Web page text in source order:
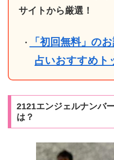
サイトから厳選！
・
「初回無料」の
占いおすすめト
2121エンジェルナンバ
は？